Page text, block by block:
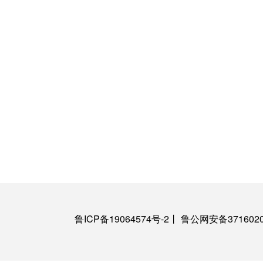
鲁ICP备19064574号-2 丨 鲁公网安备